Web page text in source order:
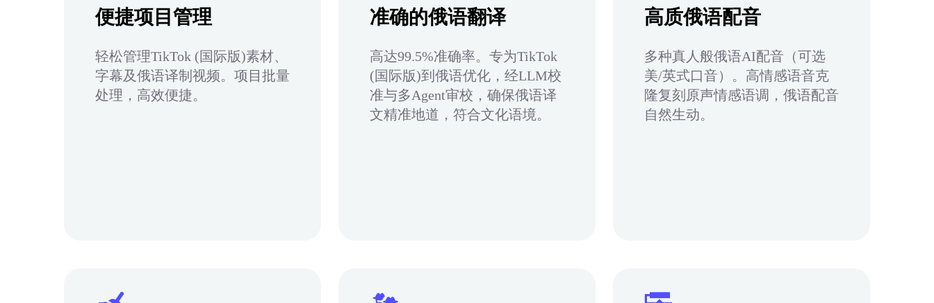
便捷项目管理
轻松管理TikTok (国际版)素材、
字幕及俄语译制视频。项目批量
处理，高效便捷。
准确的俄语翻译
高达99.5%准确率。专为TikTok
(国际版)到俄语优化，经LLM校
准与多Agent审校，确保俄语译
文精准地道，符合文化语境。
高质俄语配音
多种真人般俄语AI配音（可选
美/英式口音）。高情感语音克
隆复刻原声情感语调，俄语配音
自然生动。